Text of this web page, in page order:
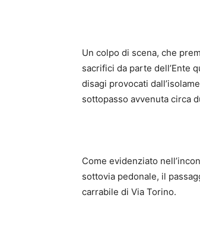
Un colpo di scena, che
sacrifici da parte dell’Ente
disagi provocati
sottopasso avvenuta circa
Come evidenziato
sottovia pedonale, il
carrabile di Via Torino.